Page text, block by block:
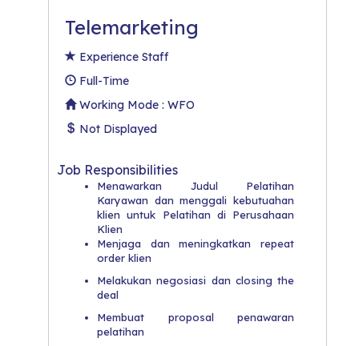
Telemarketing
Experience Staff
Full-Time
Working Mode : WFO
Not Displayed
Job Responsibilities
Menawarkan Judul Pelatihan
Karyawan dan menggali kebutuahan
klien untuk Pelatihan di Perusahaan
Klien
Menjaga dan meningkatkan repeat
order klien
Melakukan negosiasi dan closing the
deal
Membuat proposal penawaran
pelatihan